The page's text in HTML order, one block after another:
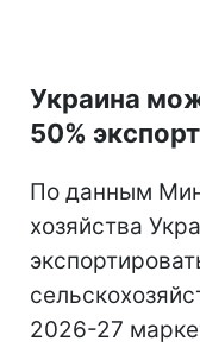
Украина
50%
По данным
хозяйства
2026-27